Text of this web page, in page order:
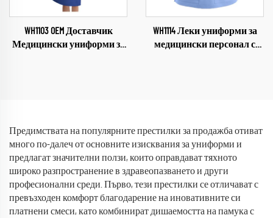
WH1103 OEM Доставчик
Медицински униформи за
WH1114 Леки униформи за
медицински персонал с
медицински персонал
Предимствата на популярните престилки за продажба отиват
много по-далеч от основните изисквания за униформи и
предлагат значителни ползи, които оправдават тяхното
широко разпространение в здравеопазването и други
професионални среди. Първо, тези престилки се отличават с
превъзходен комфорт благодарение на иновативните си
платнени смеси, като комбинират дишаемостта на памука с